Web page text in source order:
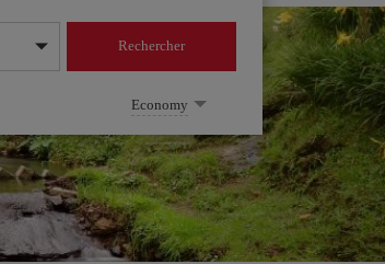
Rechercher
Economy